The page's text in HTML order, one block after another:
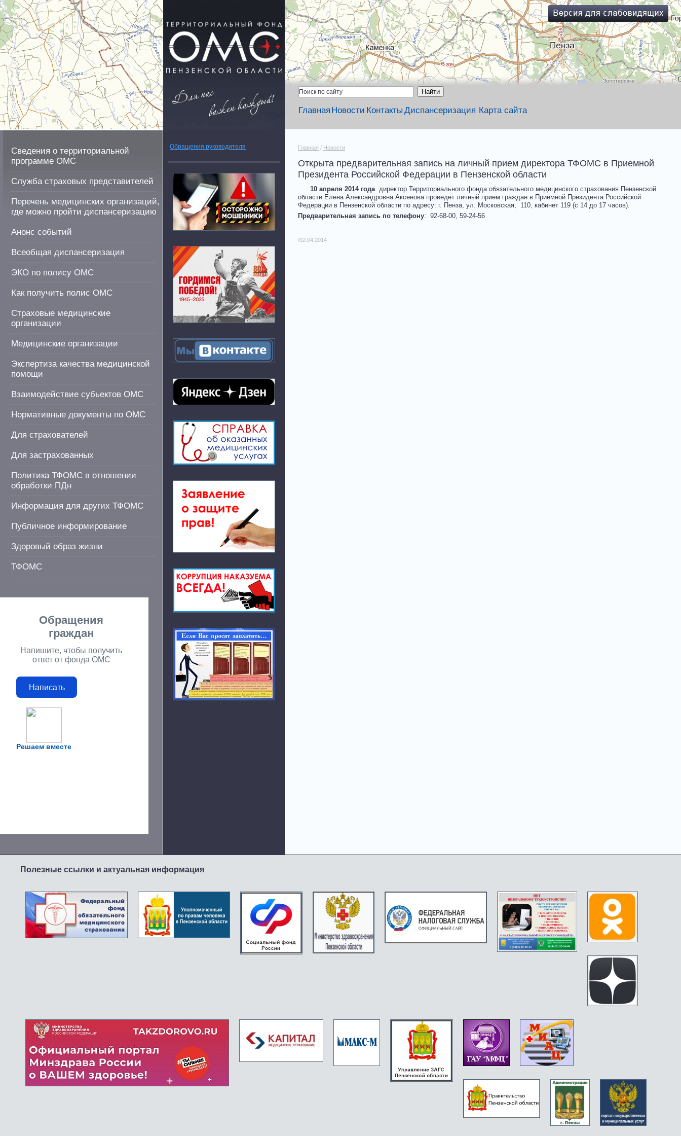
Главная Новости Контакты Диспансеризация Карта сайта
Сведения о территориальной
программе ОМС
Служба страховых представителей
Перечень медицинских организаций,
где можно пройти диспансеризацию
Анонс событий
Всеобщая диспансеризация
ЭКО по полису ОМС
Как получить полис ОМС
Страховые медицинские
организации
Медицинские организации
Экспертиза качества медицинской
помощи
Взаимодействие субьектов ОМС
Нормативные документы по ОМС
Для страхователей
Для застрахованных
Политика ТФОМС в отношении
обработки ПДн
Информация для других ТФОМС
Публичное информирование
Здоровый образ жизни
ТФОМС
Решаем вместе
Обращения
граждан
Напишите, чтобы получить
ответ от фонда ОМС
Написать
Обращения руководителя Главная / Новости
Открыта предварительная запись на личный прием директора ТФОМС в Приемной
Президента Российской Федерации в Пензенской области
10 апреля 2014 годадиректор Территориального фонда обязательного медицинского страхования Пензенской
области Елена Александровна Аксенова проведет личный прием граждан в Приемной Президента Российской
Федерации в Пензенской области по адресу: г. Пенза, ул. Московская, 110, кабинет 119 (с 14 до 17 часов).
Предварительная запись по телефону: 92-68-00, 59-24-56
/02.04.2014
Полезные ссылки и актуальная информация